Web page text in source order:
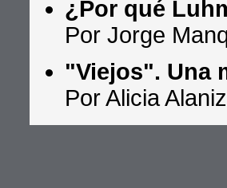
¿Por qué
Por Jorge
"Viejos". Una
Por Alicia Alaniz